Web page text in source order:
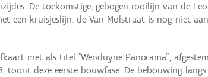
De toekomstige, gebogen rooilijn van de
een kruisjeslijn; de Van Molstraat is nog niet
met als titel "Wenduyne Panorama",
toont deze eerste bouwfase. De bebouwing